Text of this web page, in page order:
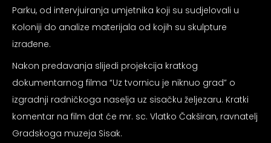
Parku, od intervjuiranja umjetnika koji su sudjelovali u
Koloniji do analize materijala od kojih su skulpture
izrađene.
Nakon predavanja slijedi projekcija kratkog
dokumentarnog filma “Uz tvornicu je niknuo grad” o
izgradnji radničkoga naselja uz sisačku željezaru. Kratki
komentar na film dat će mr. sc. Vlatko Čakširan, ravnatelj
Gradskoga muzeja Sisak.